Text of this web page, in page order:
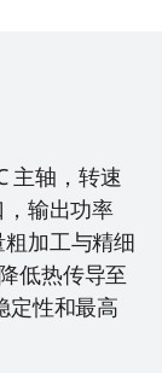
主轴，转速
输出功率
加工与精细
低热传导至
定性和最高